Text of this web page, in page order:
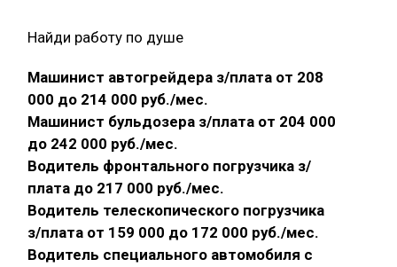
Найди работу по душе
Машинист автогрейдера з/плата от 208
000 до 214 000 руб./мес.
Машинист бульдозера з/плата от 204 000
до 242 000 руб./мес.
Водитель фронтального погрузчика з/
плата до 217 000 руб./мес.
Водитель телескопического погрузчика
з/плата от 159 000 до 172 000 руб./мес.
Водитель специального автомобиля с